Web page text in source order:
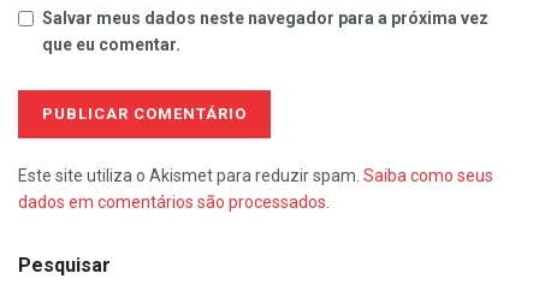
Salvar meus dados neste navegador para a próxima vez
que eu comentar.
Este site utiliza o Akismet para reduzir spam. Saiba como seus
dados em comentários são processados
Pesquisar